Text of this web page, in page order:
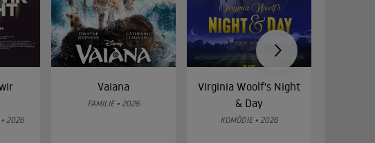
• 2026
Vaiana
FAMILIE • 2026
Virginia Woolf's Night
& Day
KOMÖDIE • 2026